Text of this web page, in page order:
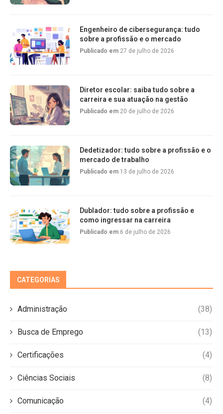
Engenheiro de cibersegurança: tudo
sobre a profissão e o mercado
Publicado em 27 de julho de 2026
Diretor escolar: saiba tudo sobre a
carreira e sua atuação na gestão
Publicado em 20 de julho de 2026
Dedetizador: tudo sobre a profissão e o
mercado de trabalho
Publicado em 13 de julho de 2026
Dublador: tudo sobre a profissão e
como ingressar na carreira
Publicado em 6 de julho de 2026
CATEGORIAS
Administração (38)
Busca de Emprego (13)
Certificações (4)
Ciências Sociais (8)
Comunicação (4)